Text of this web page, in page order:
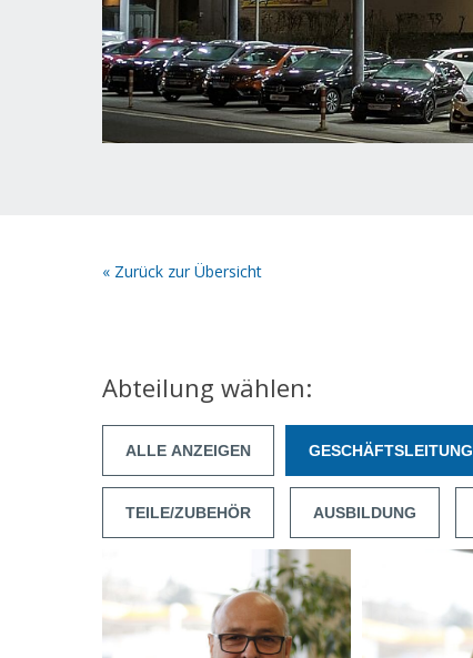
« Zurück zur Übersicht
Abteilung wählen:
ALLE ANZEIGEN GESCHÄFTSLEITUNG
TEILE/ZUBEHÖR AUSBILDUNG